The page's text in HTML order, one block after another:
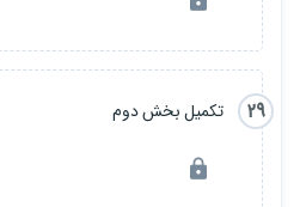
29 تکمیل بخش دوم